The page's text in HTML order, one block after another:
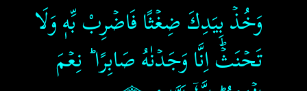
وَخُذۡ بِيَدِكَ ضِغۡثًا فَاضۡرِبْ بِّهٖ وَلَا
تَحۡنَثۡ​ؕ اِنَّا وَجَدۡنٰهُ صَابِرًا​ ؕ نِعۡمَ